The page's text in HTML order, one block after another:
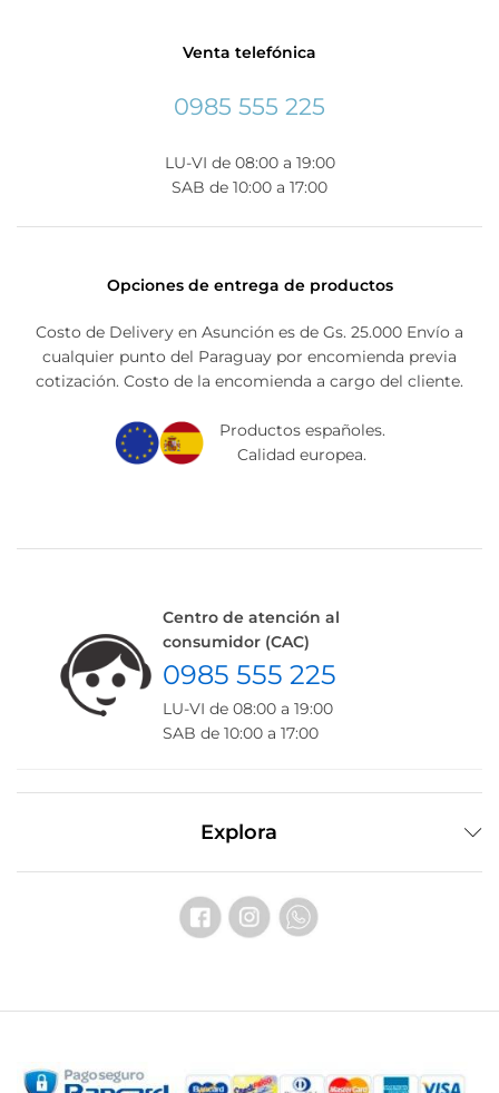
Venta telefónica
0985 555 225
LU-VI de 08:00 a 19:00
SAB de 10:00 a 17:00
Opciones de entrega de productos
Costo de Delivery en Asunción es de Gs. 25.000 Envío a
cualquier punto del Paraguay por encomienda previa
cotización. Costo de la encomienda a cargo del cliente.
Productos españoles.
Calidad europea.
Centro de atención al
consumidor (CAC)
0985 555 225
LU-VI de 08:00 a 19:00
SAB de 10:00 a 17:00
Explora